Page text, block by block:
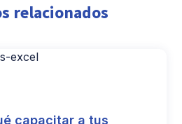
relacionados
capacitar a tus